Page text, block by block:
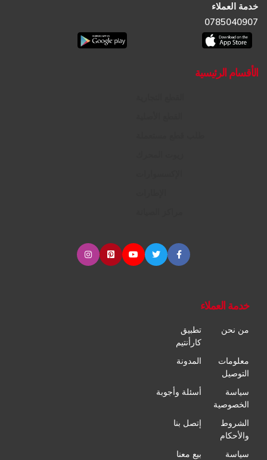
خدمة العملاء
0785040907
الأقسام الرئيسية
خدمة العملاء
من نحن
تطبيق
كارأنتيم
معلومات
التوصيل
المدونة
سياسة
الخصوصية
أسئلة وأجوبة
الشروط
والأحكام
إتصل بنا
سياسة بيع معنا